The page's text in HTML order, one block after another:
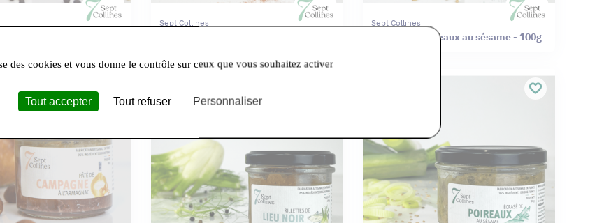
Sept Collines Sept Collines
Ecrasé de poireaux au sésame - 100g
des cookies et vous donne le contrôle sur ceux que vous souhaitez activer
Tout accepter Tout refuser Personnaliser